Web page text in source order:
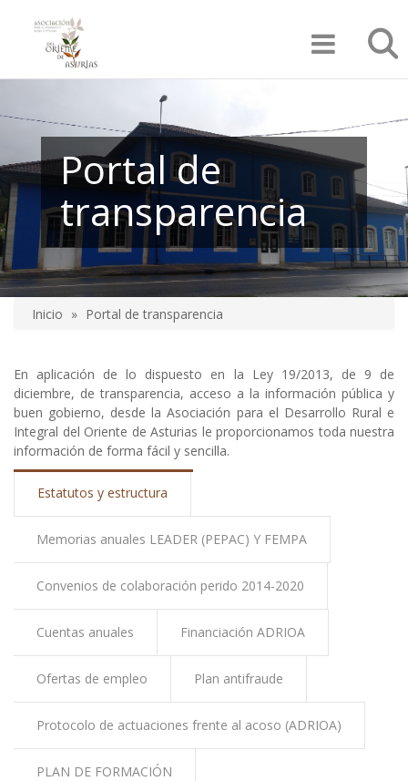
contenido
Portal de
transparencia
enlaces
de
ayuda
a
la
navegación
Inicio Portal de transparencia
En aplicación de lo dispuesto en la Ley 19/2013, de 9 de
diciembre, de transparencia, acceso a la información pública y
buen gobierno, desde la Asociación para el Desarrollo Rural e
Integral del Oriente de Asturias le proporcionamos toda nuestra
información de forma fácil y sencilla.
Estatutos y estructura
Memorias anuales LEADER (PEPAC) Y FEMPA
Convenios de colaboración perido 2014-2020
Cuentas anuales Financiación ADRIOA
Ofertas de empleo Plan antifraude
Protocolo de actuaciones frente al acoso (ADRIOA)
PLAN DE FORMACIÓN